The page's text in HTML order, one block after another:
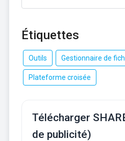
Étiquettes
Outils Gestionnaire de
Plateforme croisée
Télécharger
de publicité)